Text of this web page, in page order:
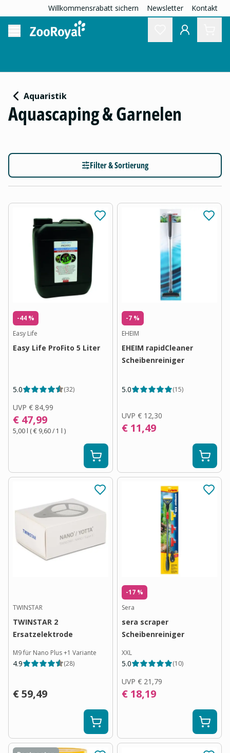
Willkommensrabatt sichern Newsletter Kontakt
Aquaristik
Aquascaping & Garnelen
Filter & Sortierung
-44 %
Easy Life
Easy Life ProFito 5 Liter
5.0 (32)
UVP € 84,99
€ 47,99
5,00 l (€ 9,60/ 1 l )
-7 %
EHEIM
EHEIM rapidCleaner
Scheibenreiniger
5.0 (15)
UVP € 12,30
€ 11,49
TWINSTAR
TWINSTAR 2
Ersatzelektrode
M9 für Nano Plus+1 Variante
4.9 (28)
€ 59,49
-17 %
Sera
sera scraper
Scheibenreiniger
XXL
5.0 (10)
UVP € 21,79
€ 18,19